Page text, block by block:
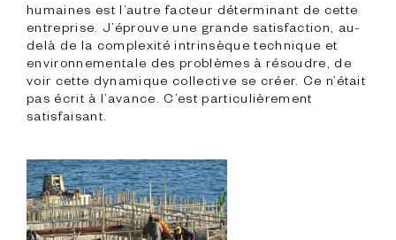
humaines est l’autre facteur déterminant de cette
entreprise. J’éprouve une grande satisfaction, au-
delà de la complexité intrinsèque technique et
environnementale des problèmes à résoudre, de
voir cette dynamique collective se créer. Ce n’était
pas écrit à l’avance. C’est particulièrement
satisfaisant.